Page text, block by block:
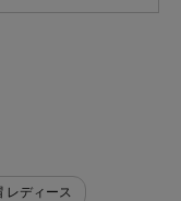
レディース